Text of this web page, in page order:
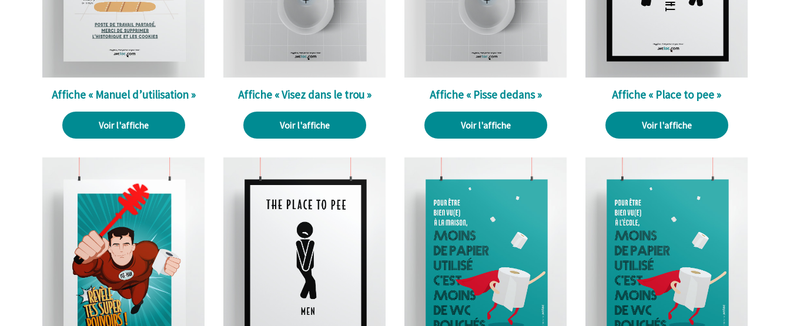
Affiche « Manuel d’utilisation »
Voir l'affiche
Affiche « Visez dans le trou »
Voir l'affiche
Affiche « Pisse dedans »
Voir l'affiche
Affiche « Place to pee »
Voir l'affiche